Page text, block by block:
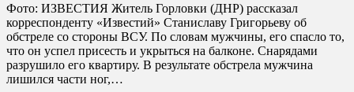
Фото: ИЗВЕСТИЯ Житель Горловки (ДНР) рассказал
корреспонденту «Известий» Станиславу Григорьеву об
обстреле со стороны ВСУ. По словам мужчины, его спасло то,
что он успел присесть и укрыться на балконе. Снарядами
разрушило его квартиру. В результате обстрела мужчина
лишился части ног,…